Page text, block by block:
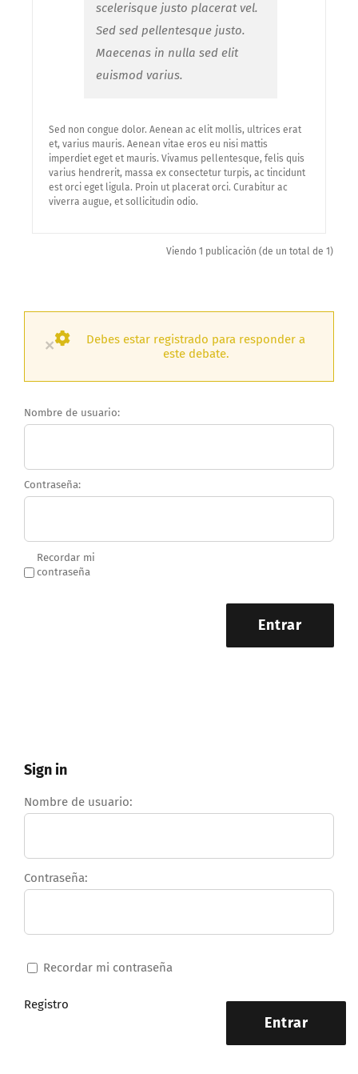
scelerisque justo placerat vel.
Sed sed pellentesque justo.
Maecenas in nulla sed elit
euismod varius.
Sed non congue dolor. Aenean ac elit mollis, ultrices erat
et, varius mauris. Aenean vitae eros eu nisi mattis
imperdiet eget et mauris. Vivamus pellentesque, felis quis
varius hendrerit, massa ex consectetur turpis, ac tincidunt
est orci eget ligula. Proin ut placerat orci. Curabitur ac
viverra augue, et sollicitudin odio.
Viendo 1 publicación (de un total de 1)
×
Debes estar registrado para responder a
este debate.
Nombre de usuario:
Contraseña:
Recordar mi
contraseña
Entrar
Sign in
Nombre de usuario:
Contraseña:
Recordar mi contraseña
Entrar
Registro